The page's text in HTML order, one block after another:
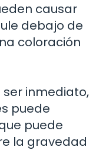
causar
debajo de
coloración
ser inmediato,
puede
puede
la gravedad